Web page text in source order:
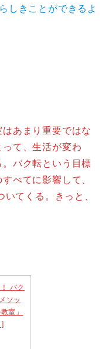
しきことができるよ
はあまり重要ではな
て、生活が変わ
バク転という目標
べてに影響して、
いてくる。きっと、
バク
ソッ
室」
]